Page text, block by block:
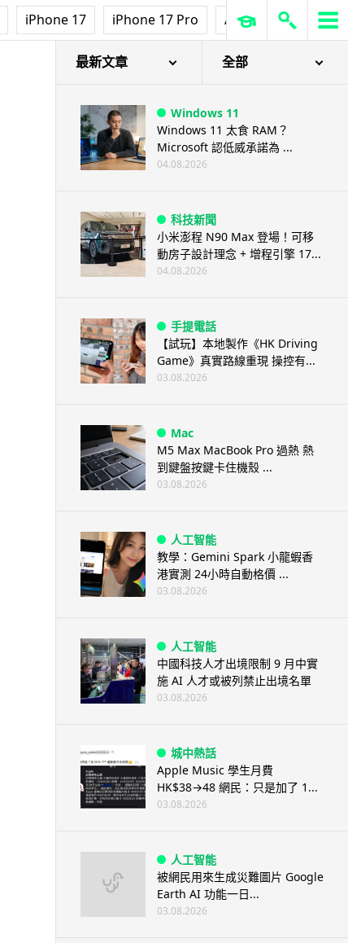
iPhone 17 iPhone 17 Pro AirPods Pro 3
最新文章 全部
Windows 11
Windows 11 太食 RAM？
Microsoft 認低威承諾為 ...
04.08.2026
科技新聞
小米澎程 N90 Max 登場！可移
動房子設計理念 + 增程引擎 17...
04.08.2026
手提電話
【試玩】本地製作《HK Driving
Game》真實路線重現 操控有...
03.08.2026
Mac
M5 Max MacBook Pro 過熱 熱
到鍵盤按鍵卡住機殼 ...
03.08.2026
人工智能
教學：Gemini Spark 小龍蝦香
港實測 24小時自動格價 ...
03.08.2026
人工智能
中國科技人才出境限制 9 月中實
施 AI 人才或被列禁止出境名單
03.08.2026
城中熱話
Apple Music 學生月費
HK$38→48 網民：只是加了 1...
03.08.2026
人工智能
被網民用來生成災難圖片 Google
Earth AI 功能一日...
03.08.2026